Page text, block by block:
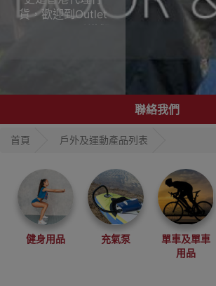
貨，歡迎到Outlet
Express HK香港觀
聯絡我們
首頁 戶外及運動產品列表
健身用品 充氣泵
單車及單車
用品